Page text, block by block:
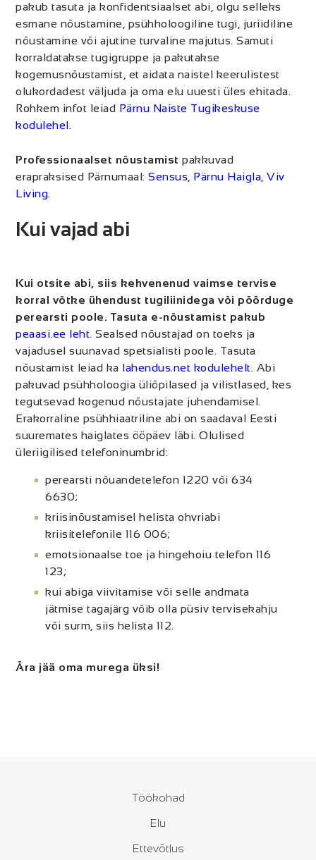
pakub tasuta ja konfidentsiaalset abi, olgu selleks
esmane nõustamine, psühholoogiline tugi, juriidiline
nõustamine või ajutine turvaline majutus. Samuti
korraldatakse tugigruppe ja pakutakse
kogemusnõustamist, et aidata naistel keerulistest
olukordadest väljuda ja oma elu uuesti üles ehitada.
Rohkem infot leiad Pärnu Naiste Tugikeskuse
kodulehel.
Professionaalset nõustamist pakkuvad
erapraksised Pärnumaal:Sensus Pärnu Haigla ,Viv
Living.
Kui vajad abi
Kui otsite abi, siis kehvenenud vaimse tervise
korral võtke ühendust tugiliinidega või pöörduge
perearsti poole. Tasuta e-nõustamist pakub
peaasi.ee leht. Sealsed nõustajad on toeks ja
vajadusel suunavad spetsialisti poole. Tasuta
nõustamist leiad ka lahendus.net kodulehelt. Abi
pakuvad psühholoogia üliõpilased ja vilistlased, kes
tegutsevad kogenud nõustajate juhendamisel.
Erakorraline psühhiaatriline abi on saadaval Eesti
suuremates haiglates ööpäev läbi. Olulised
üleriigilised telefoninumbrid:
perearsti nõuandetelefon 1220 või 634
6630;
kriisinõustamisel helista ohvriabi
kriisitelefonile 116 006;
emotsionaalse toe ja hingehoiu telefon 116
123;
kui abiga viivitamise või selle andmata
jätmise tagajärg võib olla püsiv tervisekahju
või surm, siis helista 112.
Ära jää oma murega üksi!
Töökohad
Elu
Ettevõtlus